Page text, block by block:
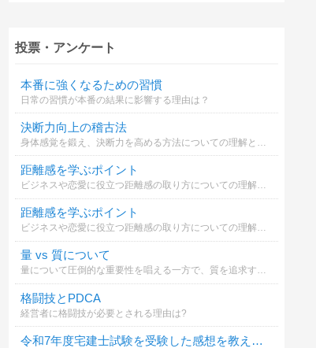
投票・アンケート
本番に強くなるための習慣
日常の習慣が本番の結果に影響する理由は？
決断力向上の稽古法
身体感覚を鍛え、決断力を高める方法についての理解と実践選択
距離感を学ぶポイント
ビジネスや恋愛に役立つ距離感の取り方についての理解を深める
距離感を学ぶポイント
ビジネスや恋愛に役立つ距離感の取り方についての理解を深める
量 vs 質について
量について圧倒的な重要性を唱える一方で、質を追求することも決して無駄ではない。どちらが重要だと考えるか選択してください。
格闘技とPDCA
経営者に格闘技が必要とされる理由は?
令和7年度宅建士試験を受験した感想を教えて下さい